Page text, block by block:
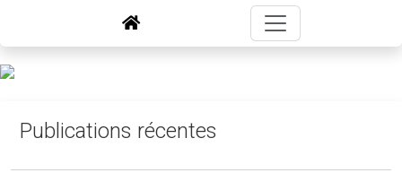
Publications récentes